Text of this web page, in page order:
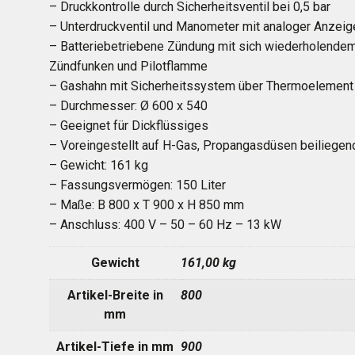
– Druckkontrolle durch Sicherheitsventil bei 0,5 bar
– Unterdruckventil und Manometer mit analoger
– Batteriebetriebene Zündung mit sich
Zündfunken und Pilotflamme
– Gashahn mit Sicherheitssystem über Thermoelement
– Durchmesser: Ø 600 x 540
– Geeignet für Dickflüssiges
– Voreingestellt auf H-Gas, Propangasdüsen
– Gewicht: 161 kg
– Fassungsvermögen: 150 Liter
– Maße: B 800 x T 900 x H 850 mm
– Anschluss: 400 V – 50 – 60 Hz – 13 kW
Gewicht 161,00 kg
Artikel-Breite in
mm
800
Artikel-Tiefe in mm 900